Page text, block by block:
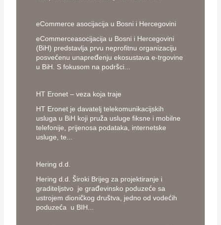
eCommerce asocijacija u Bosni i Hercegovini
eCommerceasocijacija u Bosni i Hercegovini
(BiH) predstavlja prvu neprofitnu organizaciju
posvećenu unapređenju ekosustava e-trgovine
u BiH. S fokusom na podršci...
HT Eronet – veza koja traje
HT Eronet je davatelj telekomunikacijskih
usluga u BiH koji pruža usluge fiksne i mobilne
telefonije, prijenosa podataka, internetske
usluge, te...
Hering d.d.
Hering d.d. Široki Brijeg za projektiranje i
graditeljstvo je građevinsko poduzeće sa
ustrojem dioničkog društva, jedno od vodećih
poduzeća u BIH...